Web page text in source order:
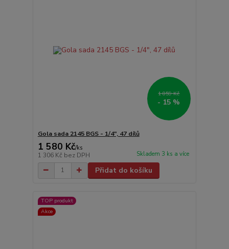
1 859 Kč
- 15 %
Gola sada 2145 BGS - 1/4", 47 dílů
1 580 Kč/ks
1 306 Kč bez DPH Skladem 3 ks a více
Přidat do košíku
TOP produkt
Akce